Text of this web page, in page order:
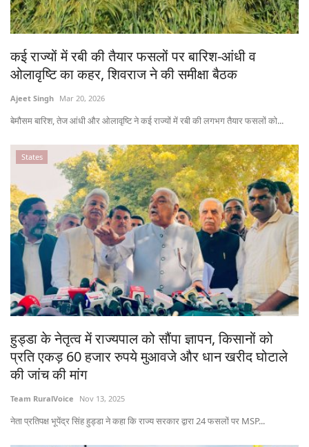
कई राज्यों में रबी की तैयार फसलों पर बारिश-आंधी व
ओलावृष्टि का कहर, शिवराज ने की समीक्षा बैठक
Ajeet Singh Mar 20, 2026
बेमौसम बारिश, तेज आंधी और ओलावृष्टि ने कई राज्यों में रबी की लगभग तैयार फसलों को...
States
हुड्डा के नेतृत्व में राज्यपाल को सौंपा ज्ञापन, किसानों को
प्रति एकड़ 60 हजार रुपये मुआवजे और धान खरीद घोटाले
की जांच की मांग
Team RuralVoice Nov 13, 2025
नेता प्रतिपक्ष भूपेंद्र सिंह हुड्डा ने कहा कि राज्य सरकार द्वारा 24 फसलों पर MSP...